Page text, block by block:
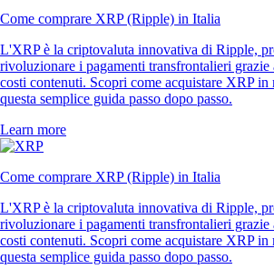
Come comprare XRP (Ripple) in Italia
L'XRP è la criptovaluta innovativa di Ripple,
rivoluzionare i pagamenti transfrontalieri grazie
costi contenuti. Scopri come acquistare XRP in
questa semplice guida passo dopo passo.
Learn more
Come comprare XRP (Ripple) in Italia
L'XRP è la criptovaluta innovativa di Ripple,
rivoluzionare i pagamenti transfrontalieri grazie
costi contenuti. Scopri come acquistare XRP in
questa semplice guida passo dopo passo.